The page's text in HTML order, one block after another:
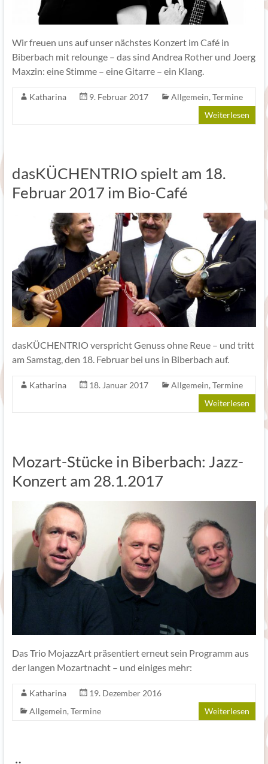
Wir freuen uns auf unser nächstes Konzert im Café in
Biberbach mit relounge – das sind Andrea Rother und Joerg
Maxzin: eine Stimme – eine Gitarre – ein Klang.
Katharina 9. Februar 2017 Allgemein, Termine
Weiterlesen
dasKÜCHENTRIO spielt am 18.
Februar 2017 im Bio-Café
dasKÜCHENTRIO verspricht Genuss ohne Reue – und tritt
am Samstag, den 18. Februar bei uns in Biberbach auf.
Katharina 18. Januar 2017 Allgemein, Termine
Weiterlesen
Mozart-Stücke in Biberbach: Jazz-
Konzert am 28.1.2017
Das Trio MojazzArt präsentiert erneut sein Programm aus
der langen Mozartnacht – und einiges mehr:
Katharina
19. Dezember 2016
Allgemein, Termine Weiterlesen